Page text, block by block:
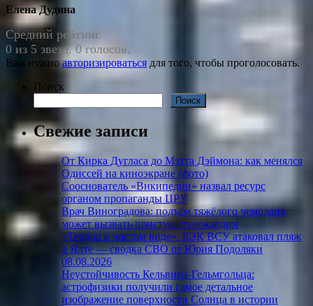
Елена Дудина
Средний рейтинг
0 из 5 звезд. 0 голосов.
Вам нужноавторизироваться для того, чтобы проголосовать.
Поиск
Поиск
Свежие записи
От Кирка Дугласа до Мэтта Дэймона: как менялся
Одиссей на киноэкране (фото)
Сооснователь «Википедии» назвал ресурс
органом пропаганды ЦРУ
Врач Виноградова: подъём тяжёлого чемодана
может вызвать приступ стенокардии
«Террор в чистом виде»: БЭК ВСУ атаковал пляж
в Ялте — сводка СВО от Юрия Подоляки
08.08.2026
Неустойчивость Кельвина-Гельмгольца:
астрофизики получили самое детальное
изображение поверхности Солнца в истории